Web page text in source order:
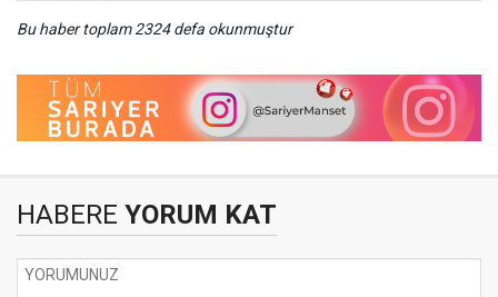
Bu haber toplam 2324 defa okunmuştur
HABERE YORUM KAT